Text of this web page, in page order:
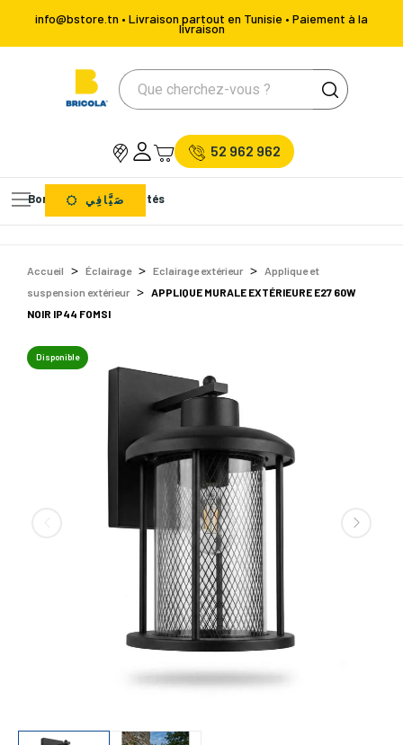
info@bstore.tn • Livraison partout en Tunisie • Paiement à la
livraison
52 962 962
Bons Plans Nouveautés
صَيَّافِي
Accueil Éclairage Eclairage extérieur
Applique et
suspension extérieur
APPLIQUE MURALE EXTÉRIEURE E27 60W
NOIR IP44 FOMSI
Disponible